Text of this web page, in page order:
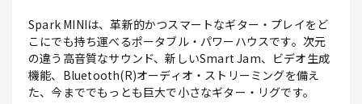
Spark MINIは、革新的かつスマートなギター・プレイをど
こにでも持ち運べるポータブル・パワーハウスです。次元
の違う高音質なサウンド、新しいSmart Jam、ビデオ生成
機能、Bluetooth(R)オーディオ・ストリーミングを備え
た、今まででもっとも巨大で小さなギター・リグです。